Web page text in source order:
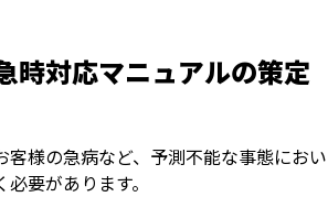
時対応マニュアルの策定
客様の急病など、予測不能な事態にお
要があります。